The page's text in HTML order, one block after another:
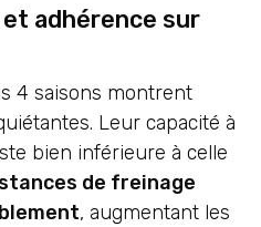
adhérence sur
4 saisons montrent
Leur capacité à
bien inférieure à celle
de freinage
, augmentant les